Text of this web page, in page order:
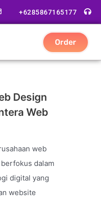
+6285867165177
Order
Design
Web
web
dalam
digital yang
website